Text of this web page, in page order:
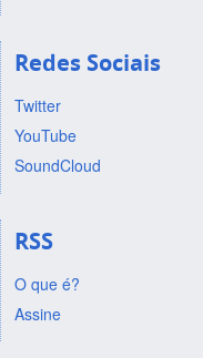
Redes Sociais
Twitter
YouTube
SoundCloud
RSS
O que é?
Assine